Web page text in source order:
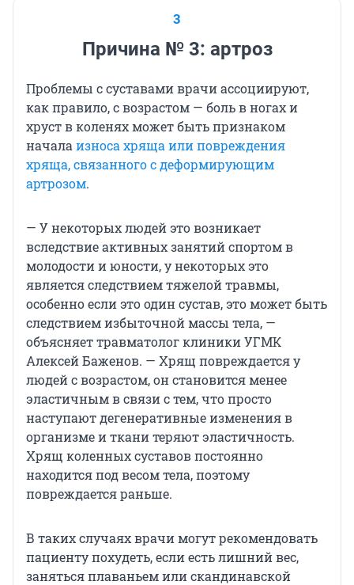
3
Причина № 3: артроз
Проблемы с суставами врачи ассоциируют,
как правило, с возрастом — боль в ногах и
хруст в коленях может быть признаком
начала износа хряща или повреждения
хряща, связанного с деформирующим
артрозом.
— У некоторых людей это возникает
вследствие активных занятий спортом в
молодости и юности, у некоторых это
является следствием тяжелой травмы,
особенно если это один сустав, это может быть
следствием избыточной массы тела, —
объясняет травматолог клиники УГМК
Алексей Баженов. — Хрящ повреждается у
людей с возрастом, он становится менее
эластичным в связи с тем, что просто
наступают дегенеративные изменения в
организме и ткани теряют эластичность.
Хрящ коленных суставов постоянно
находится под весом тела, поэтому
повреждается раньше.
В таких случаях врачи могут рекомендовать
пациенту похудеть, если есть лишний вес,
заняться плаваньем или скандинавской